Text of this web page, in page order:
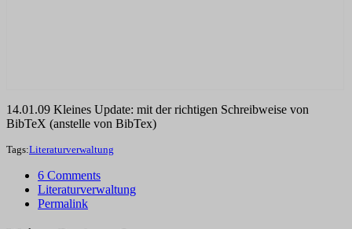
14.01.09 Kleines Update: mit der richtigen Schreibweise von
BibTeX (anstelle von BibTex)
Tags:Literaturverwaltung
6 Comments
Literaturverwaltung
Permalink